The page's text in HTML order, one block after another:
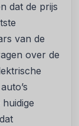
dat de prijs
van de
over de